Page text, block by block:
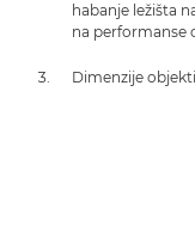
habanje ležišta
na performanse
Dimenzije